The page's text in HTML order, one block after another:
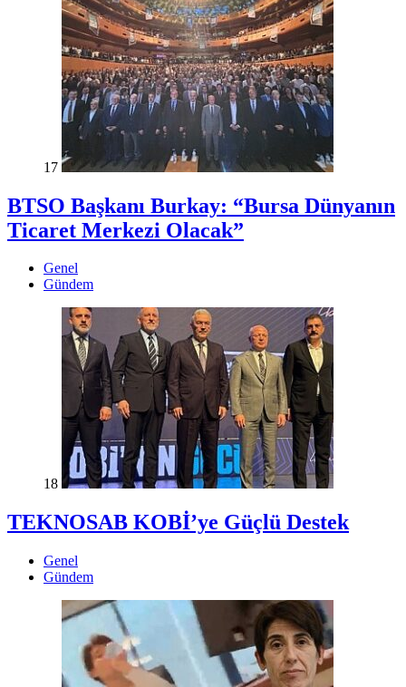
17
BTSO Başkanı Burkay: “Bursa Dünyanın
Ticaret Merkezi Olacak”
Genel
Gündem
18
TEKNOSAB KOBİ’ye Güçlü Destek
Genel
Gündem